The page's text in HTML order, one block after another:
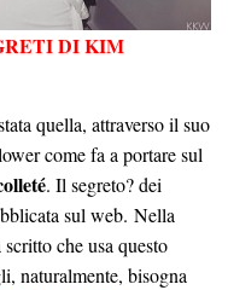
DI KIM
quella, attraverso il suo
come fa a portare sul
. Il segreto? dei
sul web. Nella
che usa questo
naturalmente, bisogna